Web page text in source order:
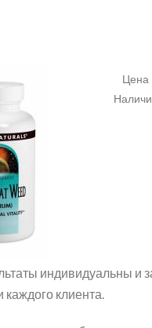
Цена
индивидуальны и
клиента.